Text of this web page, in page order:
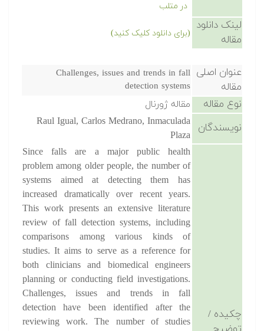
در متلب
لینک دانلود
مقاله
(برای دانلود کلیک کنید)
عنوان اصلی
مقاله
Challenges, issues and trends in fall
detection systems
نوع مقاله مقاله ژورنال
نویسندگان
Raul Igual, Carlos Medrano, Inmaculada
Plaza
چکیده /
Since falls are a major public health
problem among older people, the number of
systems aimed at detecting them has
increased dramatically over recent years.
This work presents an extensive literature
review of fall detection systems, including
comparisons among various kinds of
studies. It aims to serve as a reference for
both clinicians and biomedical engineers
planning or conducting field investigations.
Challenges, issues and trends in fall
detection have been identified after the
reviewing work. The number of studies